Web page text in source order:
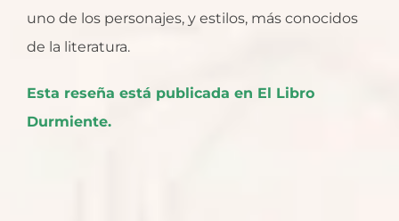
uno de los personajes, y estilos, más conocidos
de la literatura.
Esta reseña está publicada en El Libro
Durmiente.